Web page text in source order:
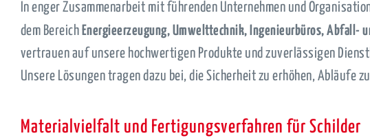
In enger Zusammenarbeit mit führenden Unternehmen und
dem Bereich Energieerzeugung, Umwelttechnik, Ingenieurbüros, Abfall-
vertrauen auf unsere hochwertigen Produkte und zuverlässigen
Unsere Lösungen tragen dazu bei, die Sicherheit zu erhöhen, Abläufe
Materialvielfalt und Fertigungsverfahren für Schilder